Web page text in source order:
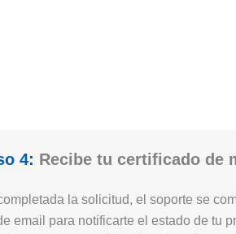
4: Recibe tu certificado de
la solicitud, el soporte se
email para notificarte el estado de tu